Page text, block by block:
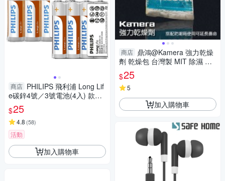
商店 PHILIPS 飛利浦 Long Lif
e碳鋅4號／3號電池(4入) 款式
可選【小三美日】DS009911
派對
$25
4.8 (58)
活動
加入購物車
商店 鼎鴻@Kamera 強力乾燥
劑 乾燥包 台灣製 MIT 除濕 防
霉 乾燥 可用於 相機 攝影器材
電池 零件(單包售)
$25
5
加入購物車